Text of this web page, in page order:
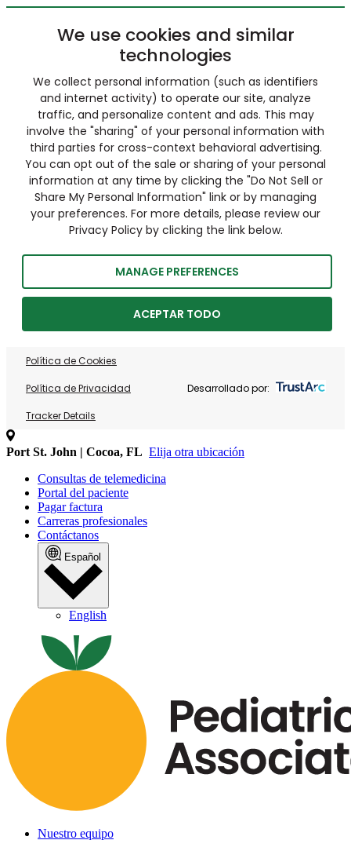
We use cookies and similar
technologies
We collect personal information (such as identifiers
and internet activity) to operate our site, analyze
traffic, and personalize content and ads. This may
involve the "sharing" of your personal information with
third parties for cross-context behavioral advertising.
You can opt out of the sale or sharing of your personal
information at any time by clicking the "Do Not Sell or
Share My Personal Information" link or by managing
your preferences. For more details, please review our
Privacy Policy by clicking the link below.
MANAGE PREFERENCES
ACEPTAR TODO
Política de Cookies
Política de Privacidad
Tracker Details
Desarrollado por:
Port St. John | Cocoa, FL Elija otra ubicación
Consultas de telemedicina
Portal del paciente
Pagar factura
Carreras profesionales
Contáctanos
Español
English
Nuestro equipo